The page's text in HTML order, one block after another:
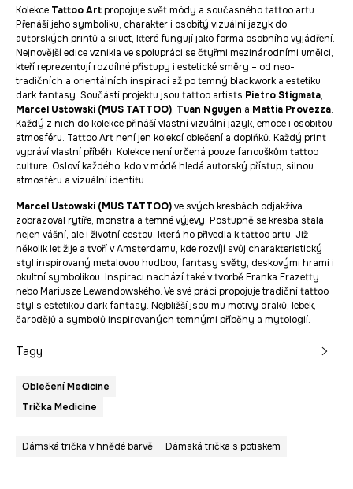
Kolekce Tattoo Artpropojuje svět módy a současného tattoo artu.
Přenáší jeho symboliku, charakter i osobitý vizuální jazyk do
autorských printů a siluet, které fungují jako forma osobního vyjádření.
Nejnovější edice vznikla ve spolupráci se čtyřmi mezinárodními umělci,
kteří reprezentují rozdílné přístupy i estetické směry – od neo-
tradičních a orientálních inspirací až po temný blackwork a estetiku
dark fantasy. Součástí projektu jsou tattoo artists Pietro Stigmata,
Marcel Ustowski (MUS TATTOO), Tuan Nguyen a Mattia Provezza.
Každý z nich do kolekce přináší vlastní vizuální jazyk, emoce i osobitou
atmosféru. Tattoo Art není jen kolekcí oblečení a doplňků. Každý print
vypráví vlastní příběh. Kolekce není určená pouze fanouškům tattoo
culture. Osloví každého, kdo v módě hledá autorský přístup, silnou
atmosféru a vizuální identitu.
Marcel Ustowski (MUS TATTOO)ve svých kresbách odjakživa
zobrazoval rytíře, monstra a temné výjevy. Postupně se kresba stala
nejen vášní, ale i životní cestou, která ho přivedla k tattoo artu. Již
několik let žije a tvoří v Amsterdamu, kde rozvíjí svůj charakteristický
styl inspirovaný metalovou hudbou, fantasy světy, deskovými hrami i
okultní symbolikou. Inspiraci nachází také v tvorbě Franka Frazetty
nebo Mariusze Lewandowského. Ve své práci propojuje tradiční tattoo
styl s estetikou dark fantasy. Nejbližší jsou mu motivy draků, lebek,
čarodějů a symbolů inspirovaných temnými příběhy a mytologií.
Tagy
Oblečení Medicine
Trička Medicine
Dámská trička v hnědé barvě Dámská trička s potiskem